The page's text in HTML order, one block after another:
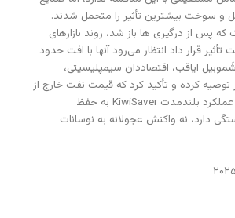
و سوخت بیشترین تأثیر را متحمل شدند.
که پس از درگیری ‌ها باز شد، روند بازارهای
تأثیر قرار داد انتظار می‌رود آنها با افت حدود
. شَموبیل ایاقب، اقتصاددان سیمپلیسیتی،
توصیه کرده و تأکید کرد که قیمت نفت خارج از
کنترل نیوزیلند است و عملکرد بلندمدت KiwiSaver به حفظ
دارد، نه واکنش عجولانه به نوسانات